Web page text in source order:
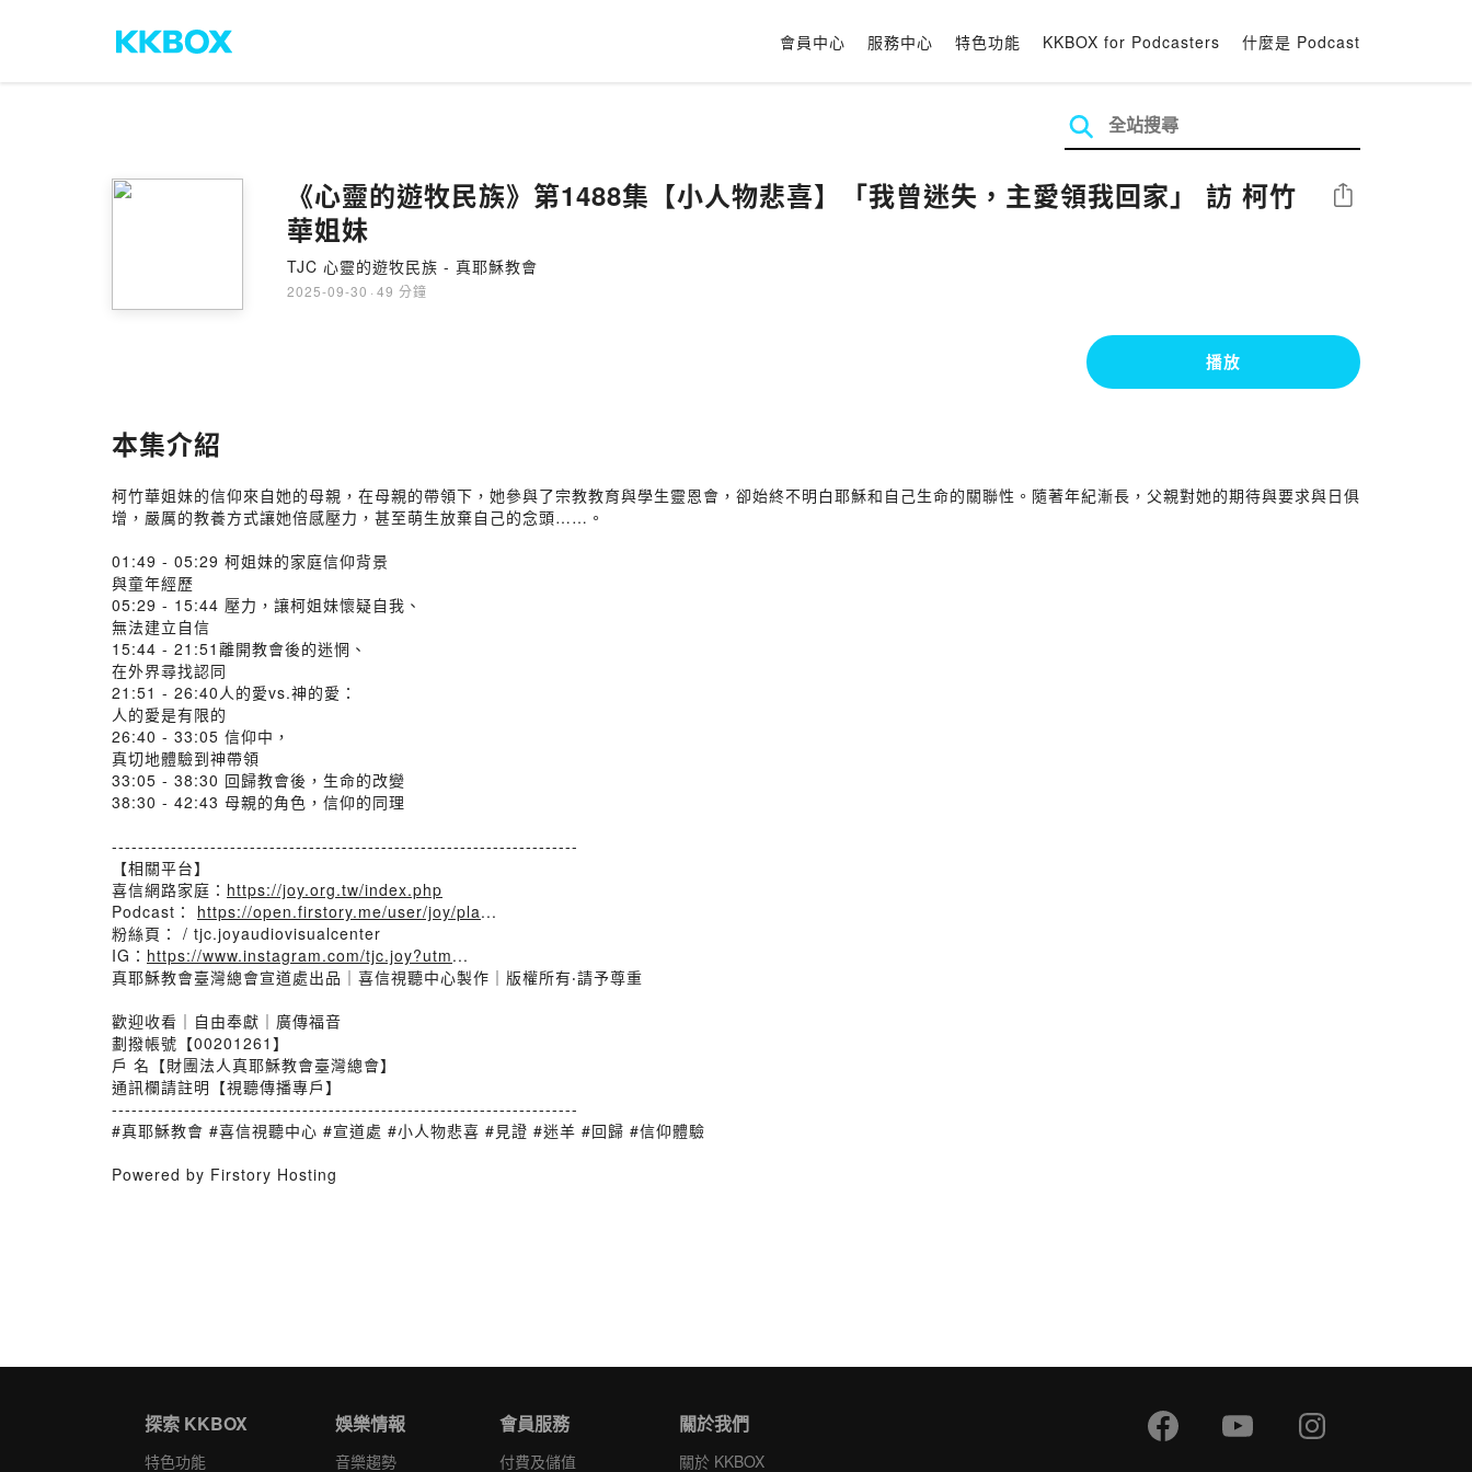
會員中心 服務中心 特色功能 KKBOX for Podcasters 什麼是 Podcast
《心靈的遊牧民族》第1488集【小人物悲喜】「我曾迷失，主愛領我回家」 訪 柯竹
華姐妹
TJC 心靈的遊牧民族 - 真耶穌教會
2025-09-30 · 49 分鐘
分享
播放
本集介紹
柯竹華姐妹的信仰來自她的母親，在母親的帶領下，她參與了宗教教育與學生靈恩會，卻始終不明白耶穌和自己生命的關聯性。隨著年紀漸長，父親對她的期待與要求與日俱
增，嚴厲的教養方式讓她倍感壓力，甚至萌生放棄自己的念頭……。
01:49 - 05:29 柯姐妹的家庭信仰背景
與童年經歷
05:29 - 15:44 壓力，讓柯姐妹懷疑自我、
無法建立自信
15:44 - 21:51離開教會後的迷惘、
在外界尋找認同
21:51 - 26:40人的愛vs.神的愛：
人的愛是有限的
26:40 - 33:05 信仰中，
真切地體驗到神帶領
33:05 - 38:30 回歸教會後，生命的改變
38:30 - 42:43 母親的角色，信仰的同理
-----------------------------------------------------------------------
【相關平台】
喜信網路家庭： https://joy.org.tw/index.php
Podcast： https://open.firstory.me/user/joy/pla...
粉絲頁： / tjc.joyaudiovisualcenter
IG： https://www.instagram.com/tjc.joy?utm...
真耶穌教會臺灣總會宣道處出品｜喜信視聽中心製作｜版權所有‧請予尊重
歡迎收看｜自由奉獻｜廣傳福音
劃撥帳號【00201261】
戶 名【財團法人真耶穌教會臺灣總會】
通訊欄請註明【視聽傳播專戶】
-----------------------------------------------------------------------
#真耶穌教會 #喜信視聽中心 #宣道處 #小人物悲喜 #見證 #迷羊 #回歸 #信仰體驗
Powered by Firstory Hosting
探索 KKBOX
特色功能
娛樂情報
音樂趨勢
會員服務
付費及儲值
關於我們
關於 KKBOX